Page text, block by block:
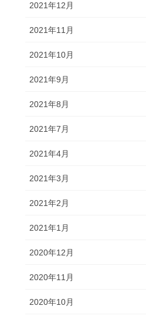
2021年12月
2021年11月
2021年10月
2021年9月
2021年8月
2021年7月
2021年4月
2021年3月
2021年2月
2021年1月
2020年12月
2020年11月
2020年10月